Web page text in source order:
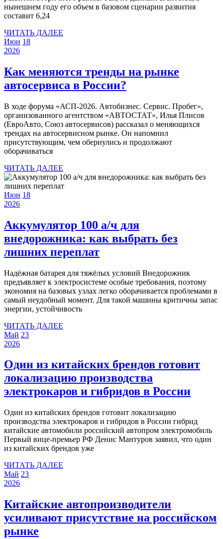
что
пробегом?
нынешнем году его объем в базовом сценарии развития
составит 6,24
ЧИТАТЬ ДАЛЕЕ
Июн 18
1818
202618
Как меняются тренды на рынке
автосервиса в России?
тренды
на
рынке
России?
В ходе форума «АСП-2026. Автобизнес. Сервис. Пробег»,
организованного агентством «АВТОСТАТ», Илья Плисов
(ЕвроАвто, Союз автосервисов) рассказал о меняющихся
трендах на автосервисном рынке. Он напомнил
присутствующим, чем обернулись и продолжают
оборачиваться
ЧИТАТЬ ДАЛЕЕ
ДАЛЕЕ
Июн 18
1818
202618
Аккумулятор 100 а/ч для
внедорожника: как выбрать без
лишних переплатАккумулятор
а/
ч
для
без
лишних
переплат
Надёжная батарея для тяжёлых условий Внедорожник
предъявляет к электросистеме особые требования, поэтому
экономия на базовых узлах легко оборачивается проблемами в
самый неудобный момент. Для такой машины критичны запас
энергии, устойчивость
ЧИТАТЬ ДАЛЕЕ
Май 23
мая
2323
202623
2026
Один из китайских брендов готовит
локализацию производства
электрокаров и гибридов в РоссииОдин
в
Один из китайских брендов готовит локализацию
производства электрокаров и гибридов в России гибрид
китайские автомобили российский автопром электромобиль
Первый вице-премьер РФ Денис Мантуров заявил, что один
из китайских брендов уже
ЧИТАТЬ ДАЛЕЕ
Май 23
мая
2323
202623
2026
Китайские автопроизводители
усиливают присутствие на российском
рынке